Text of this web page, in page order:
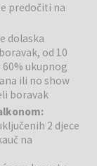
istraživanje
žurbe. Pozivamo
– u
i zabavu za sve
i
Le 500 metara od
posebno
u
razne koktele,
predočiti na
dolaska
od 10
60% ukupnog
ili no show
boravak
2 djece
na